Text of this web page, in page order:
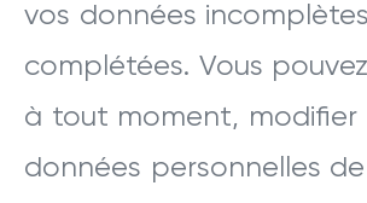
vos données
complétées. Vous
à tout moment, modifier
données personnelles